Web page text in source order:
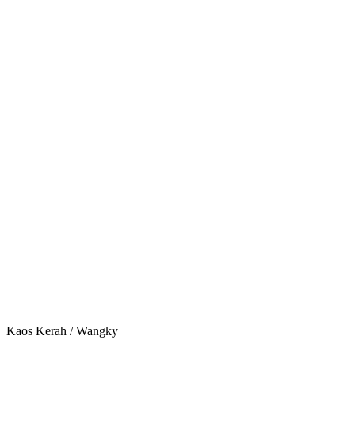
Kaos Kerah / Wangky